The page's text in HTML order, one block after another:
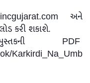
અને
કરી શકાશે.
PDF
Karkirdi_Na_Umb